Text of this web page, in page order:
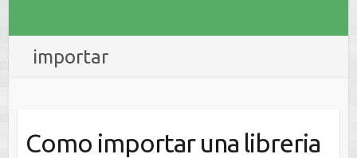
importar
Como importar una libreria